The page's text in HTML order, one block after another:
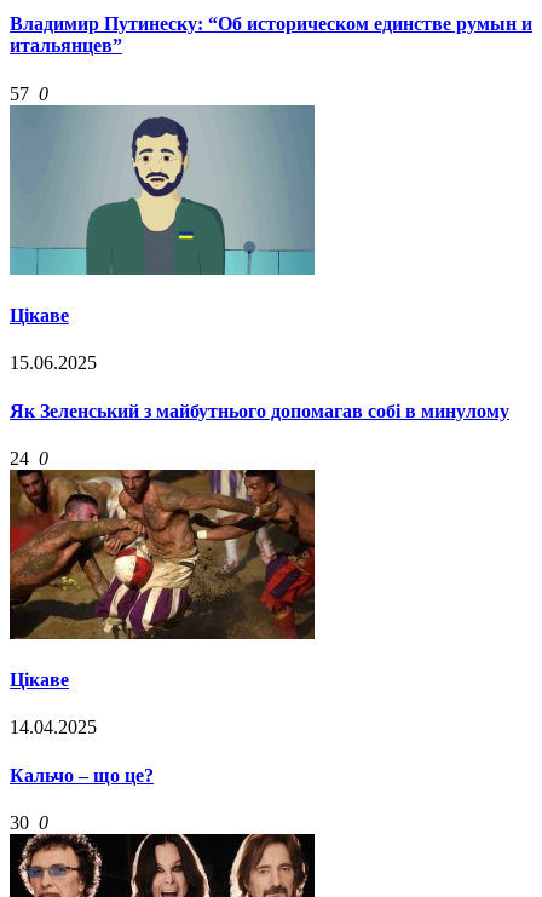
Владимир Путинеску: “Об историческом единстве румын и
итальянцев”
57 0
Цікаве
15.06.2025
Як Зеленський з майбутнього допомагав собі в минулому
24 0
Цікаве
14.04.2025
Кальчо – що це?
30 0